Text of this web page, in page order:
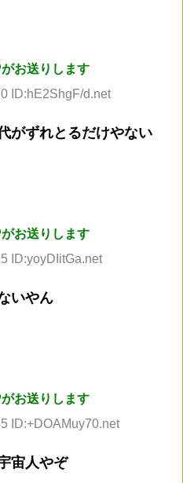
お送りします
ID:hE2ShgF/d.net
がずれとるだけやない
お送りします
ID:yoyDIitGa.net
いやん
お送りします
ID:+DOAMuy70.net
宙人やぞ